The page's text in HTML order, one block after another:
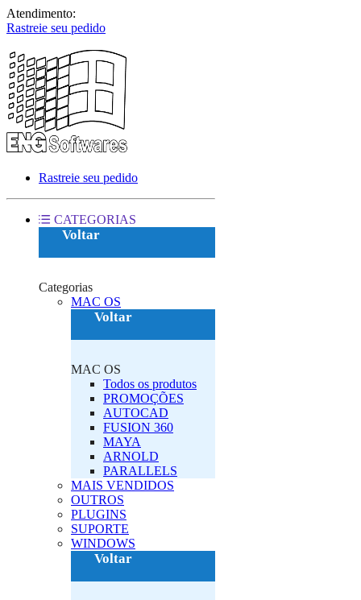
Atendimento:
Rastreie seu pedido
Rastreie seu pedido
CATEGORIAS
Voltar
Categorias
MAC OS‎
Voltar
MAC OS‎
Todos os produtos
PROMOÇÕES
AUTOCAD
FUSION 360
MAYA
ARNOLD
PARALLELS
MAIS VENDIDOS
OUTROS
PLUGINS‎
SUPORTE
‎WINDOWS‎
Voltar